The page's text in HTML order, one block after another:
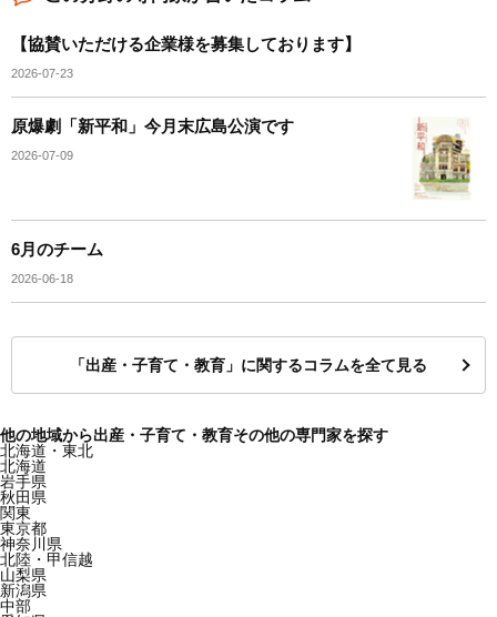
【協賛いただける企業様を募集しております】
2026-07-23
原爆劇「新平和」今月末広島公演です
2026-07-09
6月のチーム
2026-06-18
「出産・子育て・教育」に関するコラムを全て見る
他の地域から出産・子育て・教育その他の専門家を探す
北海道・東北
北海道
岩手県
秋田県
関東
東京都
神奈川県
北陸・甲信越
山梨県
新潟県
中部